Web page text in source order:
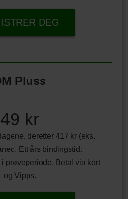
DEG
Pluss
49 kr
deretter 417 kr (eks.
Ett års bindingstid.
prøveperiode. Betal via kort
og Vipps.